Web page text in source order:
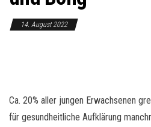
14. August 2022
Ca. 20% aller jungen Erwachsenen
für gesundheitliche Aufklärung